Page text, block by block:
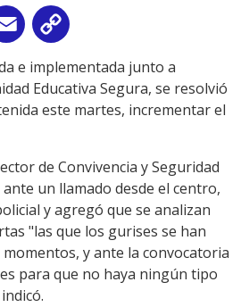
Email
Link
e implementada junto a
Educativa Segura, se resolvió
este martes, incrementar el
de Convivencia y Seguridad
un llamado desde el centro,
y agregó que se analizan
"las que los gurises se han
y ante la convocatoria
para que no haya ningún tipo